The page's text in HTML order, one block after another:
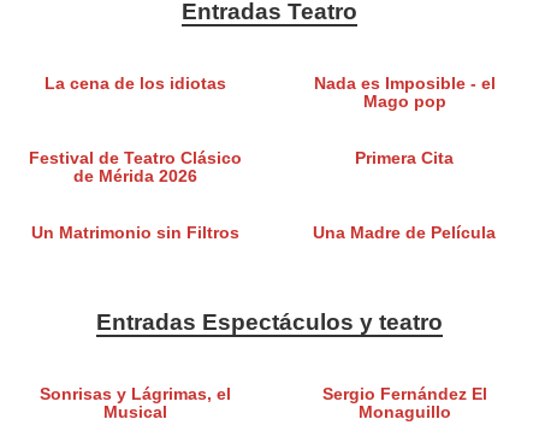
Entradas Teatro
La cena de los idiotas
Nada es Imposible - el
Mago pop
Festival de Teatro Clásico
de Mérida 2026
Primera Cita
Un Matrimonio sin Filtros Una Madre de Película
Entradas Espectáculos y teatro
Sonrisas y Lágrimas, el
Musical
Sergio Fernández El
Monaguillo